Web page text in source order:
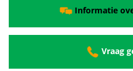
Informatie
Vraag